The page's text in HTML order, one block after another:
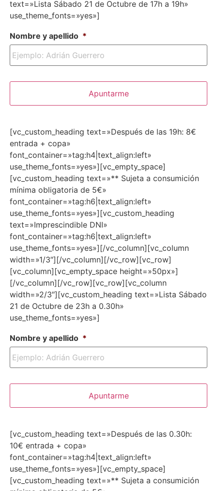
text=»Lista Sábado 21 de Octubre de 17h a 19h»
use_theme_fonts=»yes»]
Nombre y apellido *
[vc_custom_heading text=»Después de las 19h: 8€
entrada + copa»
font_container=»tag:h4|text_align:left»
use_theme_fonts=»yes»][vc_empty_space]
[vc_custom_heading text=»** Sujeta a consumición
mínima obligatoria de 5€»
font_container=»tag:h6|text_align:left»
use_theme_fonts=»yes»][vc_custom_heading
text=»Imprescindible DNI»
font_container=»tag:h6|text_align:left»
use_theme_fonts=»yes»][/vc_column][vc_column
width=»1/3″][/vc_column][/vc_row][vc_row]
[vc_column][vc_empty_space height=»50px»]
[/vc_column][/vc_row][vc_row][vc_column
width=»2/3″][vc_custom_heading text=»Lista Sábado
21 de Octubre de 23h a 0.30h»
use_theme_fonts=»yes»]
Nombre y apellido *
[vc_custom_heading text=»Después de las 0.30h:
10€ entrada + copa»
font_container=»tag:h4|text_align:left»
use_theme_fonts=»yes»][vc_empty_space]
[vc_custom_heading text=»** Sujeta a consumición